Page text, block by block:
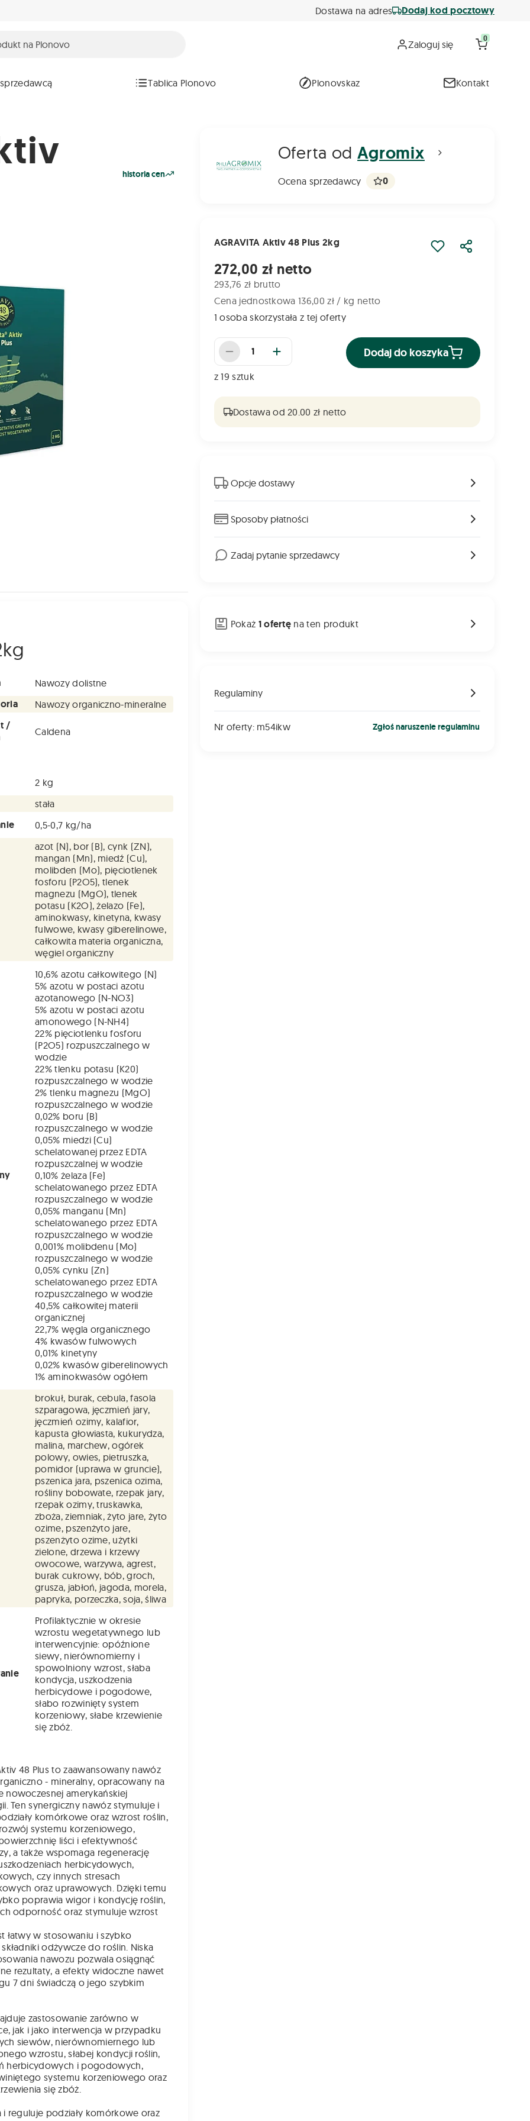
Dostawa na adres Dodaj kod pocztowy
Zaloguj się 0
Tablica Plonovo Plonovskaz Kontakt
historia cen
Nawozy dolistne
Nawozy organiczno-mineralne
/
Caldena
2 kg
stała
0,5-0,7 kg/ha
azot (N), bor (B), cynk (ZN),
mangan (Mn), miedź (Cu),
molibden (Mo), pięciotlenek
fosforu (P2O5), tlenek
magnezu (MgO), tlenek
potasu (K2O), żelazo (Fe),
aminokwasy, kinetyna, kwasy
fulwowe, kwasy giberelinowe,
całkowita materia organiczna,
węgiel organiczny
10,6% azotu całkowitego (N)
5% azotu w postaci azotu
azotanowego (N-NO3)
5% azotu w postaci azotu
amonowego (N-NH4)
22% pięciotlenku fosforu
(P2O5) rozpuszczalnego w
wodzie
22% tlenku potasu (K20)
rozpuszczalnego w wodzie
2% tlenku magnezu (MgO)
rozpuszczalnego w wodzie
0,02% boru (B)
rozpuszczalnego w wodzie
0,05% miedzi (Cu)
schelatowanej przez EDTA
rozpuszczalnej w wodzie
0,10% żelaza (Fe)
schelatowanego przez EDTA
rozpuszczalnego w wodzie
0,05% manganu (Mn)
schelatowanego przez EDTA
rozpuszczalnego w wodzie
0,001% molibdenu (Mo)
rozpuszczalnego w wodzie
0,05% cynku (Zn)
schelatowanego przez EDTA
rozpuszczalnego w wodzie
40,5% całkowitej materii
organicznej
22,7% węgla organicznego
4% kwasów fulwowych
0,01% kinetyny
0,02% kwasów giberelinowych
1% aminokwasów ogółem
brokuł, burak, cebula, fasola
szparagowa, jęczmień jary,
jęczmień ozimy, kalafior,
kapusta głowiasta, kukurydza,
malina, marchew, ogórek
polowy, owies, pietruszka,
pomidor (uprawa w gruncie),
pszenica jara, pszenica ozima,
rośliny bobowate, rzepak jary,
rzepak ozimy, truskawka,
zboża, ziemniak, żyto jare, żyto
ozime, pszenżyto jare,
pszenżyto ozime, użytki
zielone, drzewa i krzewy
owocowe, warzywa, agrest,
burak cukrowy, bób, groch,
grusza, jabłoń, jagoda, morela,
papryka, porzeczka, soja, śliwa
Profilaktycznie w okresie
wzrostu wegetatywnego lub
interwencyjnie: opóźnione
siewy, nierównomierny i
spowolniony wzrost, słaba
kondycja, uszkodzenia
herbicydowe i pogodowe,
słabo rozwinięty system
korzeniowy, słabe krzewienie
się zbóż.
48 Plus to zaawansowany nawóz
- mineralny, opracowany na
nowoczesnej amerykańskiej
Ten synergiczny nawóz stymuluje i
komórkowe oraz wzrost roślin,
systemu korzeniowego,
liści i efektywność
a także wspomaga regenerację
herbicydowych,
czy innych stresach
oraz uprawowych. Dzięki temu
poprawia wigor i kondycję roślin,
odporność oraz stymuluje wzrost
łatwy w stosowaniu i szybko
odżywcze do roślin. Niska
nawozu pozwala osiągnąć
rezultaty, a efekty widoczne nawet
7 dni świadczą o jego szybkim
zastosowanie zarówno w
jak i jako interwencja w przypadku
siewów, nierównomiernego lub
wzrostu, słabej kondycji roślin,
herbicydowych i pogodowych,
systemu korzeniowego oraz
się zbóż.
i reguluje podziały komórkowe oraz
Oferta odAgromix
Ocena sprzedawcy 0
AGRAVITA Aktiv 48 Plus 2kg
Udostępnij
Cena od
272,00 zł netto
293,76 zł brutto
Cena jednostkowa 136,00 zł / kg netto
1 osoba skorzystała z tej oferty
Liczba sztuk
z 19 sztuk
Dodaj do koszyka
Dostawa od 20.00 zł netto
Opcje dostawy
Sposoby płatności
Zadaj pytanie sprzedawcy
Pokaż 1 ofertę na ten produkt
Regulaminy
Nr oferty: m54ikw Zgłoś naruszenie regulaminu